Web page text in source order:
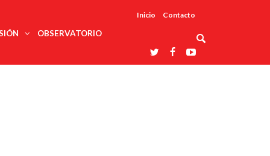
Inicio Contacto
OBSERVATORIO